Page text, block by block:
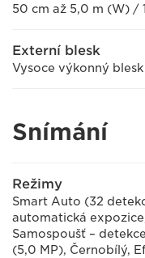
50 cm až 5,0 m (W) /
Externí blesk
Vysoce výkonný
Snímání
Režimy
Smart Auto (32
automatická
Samospoušť –
(5,0 MP), Černobílý,